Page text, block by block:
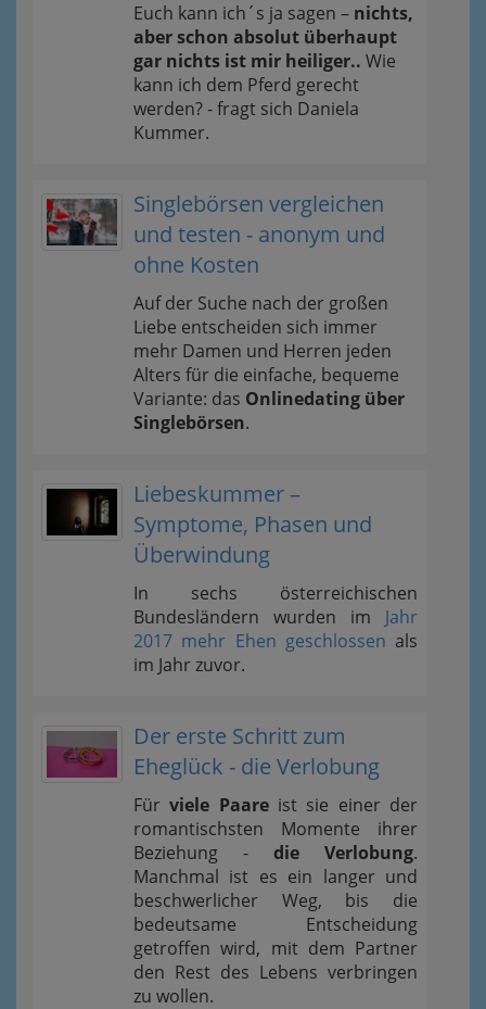
Euch kann ich´s ja sagen – nichts,
aber schon absolut überhaupt
gar nichts ist mir heiliger.. Wie
kann ich dem Pferd gerecht
werden? - fragt sich Daniela
Kummer.
Singlebörsen vergleichen
und testen - anonym und
ohne Kosten
Auf der Suche nach der großen
Liebe entscheiden sich immer
mehr Damen und Herren jeden
Alters für die einfache, bequeme
Variante: das Onlinedating über
Singlebörsen.
Liebeskummer –
Symptome, Phasen und
Überwindung
In sechs österreichischen
Bundesländern wurden im Jahr
2017 mehr Ehen geschlossen als
im Jahr zuvor.
Der erste Schritt zum
Eheglück - die Verlobung
Fürviele Paareist sie einer der
romantischsten Momente ihrer
Beziehung - die Verlobung.
Manchmal ist es ein langer und
beschwerlicher Weg, bis die
bedeutsame Entscheidung
getroffen wird, mit dem Partner
den Rest des Lebens verbringen
zu wollen.